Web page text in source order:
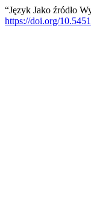
“Język Jako źródło
https://doi.org/